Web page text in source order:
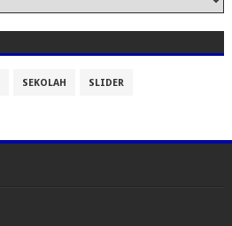
SEKOLAH SLIDER